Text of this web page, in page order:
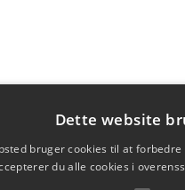
Dette website
bruger cookies til at
du alle cookies i